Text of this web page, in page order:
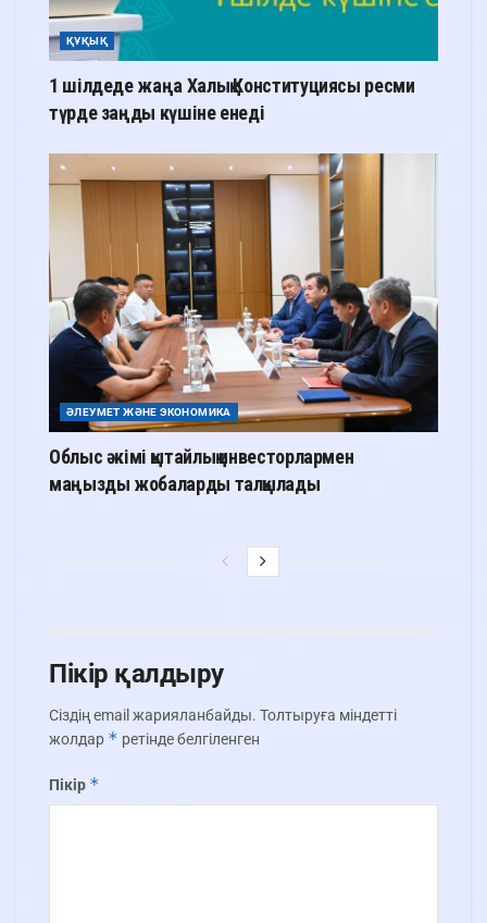
ҚҰҚЫҚ
1 шілдеде жаңа Халық Конституциясы ресми
түрде заңды күшіне енеді
ӘЛЕУМЕТ ЖӘНЕ ЭКОНОМИКА
Облыс әкімі қытайлық инвесторлармен
маңызды жобаларды талқылады
Пікір қалдыру
Сіздің email жарияланбайды. Толтыруға міндетті
жолдар * ретінде белгіленген
Пікір *